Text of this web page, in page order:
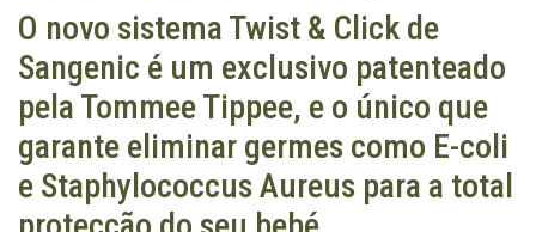
O novo sistema Twist & Click de
Sangenic é um exclusivo patenteado
pela Tommee Tippee, e o único que
garante eliminar germes como E-coli
e Staphylococcus Aureus para a total